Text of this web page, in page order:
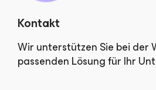
Kontakt
Wir unterstützen Sie bei der
passenden Lösung für Ihr